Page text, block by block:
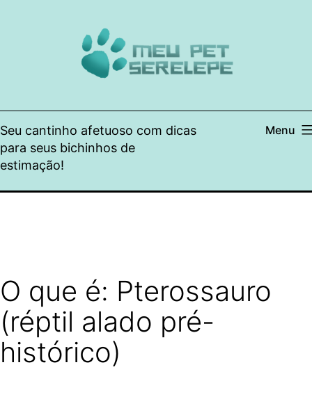
Seu cantinho afetuoso com dicas
para seus bichinhos de
estimação!
Menu
O que é: Pterossauro
(réptil alado pré-
histórico)